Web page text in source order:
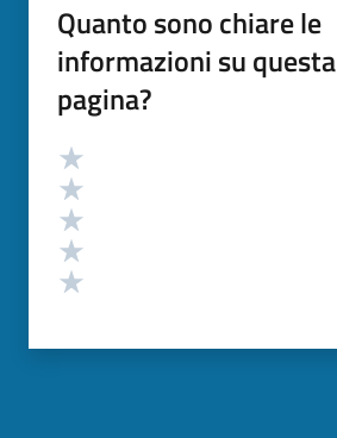
Quanto sono chiare le
informazioni su questa
pagina?
Valutazione